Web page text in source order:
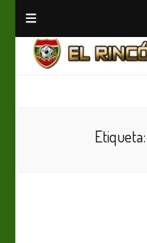
Etiqueta: